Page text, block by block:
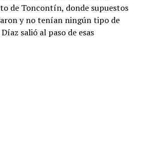
de Toncontín, donde supuestos
y no tenían ningún tipo de
salió al paso de esas